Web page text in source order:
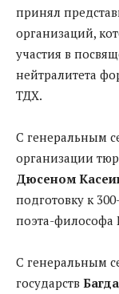
принял
организаций,
участия в
нейтралитета
ТДХ.
С генеральным
организации
Дюсеном
подготовку к
поэта-философа
С генеральным
государств